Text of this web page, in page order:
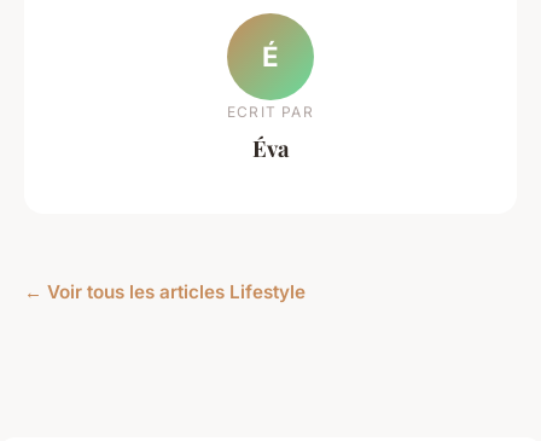
É
ECRIT PAR
Éva
← Voir tous les articles Lifestyle